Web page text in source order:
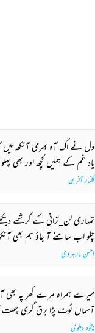
دل نے اک آہ بھری آنکھ میں
یاد غم کے ہمیں کچھ اور بھی
گلنار آفرین
تمہاری لن_ترانی کے کرشمے
چلو اب سامنے آ جاؤ ہم بھی
احسن مارہروی
میرے ہمراہ مرے گھر پہ بھی
آسماں ٹوٹ پڑا برق گری چھت
بیخود دہلوی